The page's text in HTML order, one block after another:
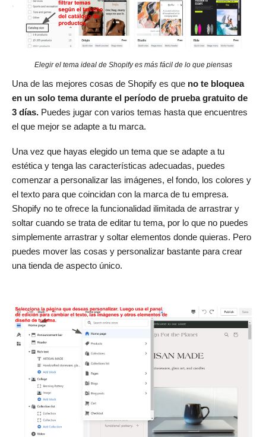
Elegir el tema ideal de Shopify es más fácil de lo que piensas
Una de las mejores cosas de Shopify es que no te bloquea
en un solo tema durante el período de prueba gratuito de
3 días. Puedes jugar con varios temas hasta que encuentres
el que mejor se adapte a tu marca.
Una vez que hayas elegido un tema que se adapte a tu
estética y tenga las características adecuadas, puedes
comenzar a personalizar las imágenes, el fondo, los colores y
el texto para que coincidan con la marca de tu empresa.
Shopify no te ofrece la funcionalidad ilimitada de arrastrar y
soltar cuando se trata de editar tu tema, por lo que no puedes
simplemente arrastrar y soltar elementos donde quieras. Pero
puedes mover las cosas y personalizar bastante para crear
una tienda de aspecto único.